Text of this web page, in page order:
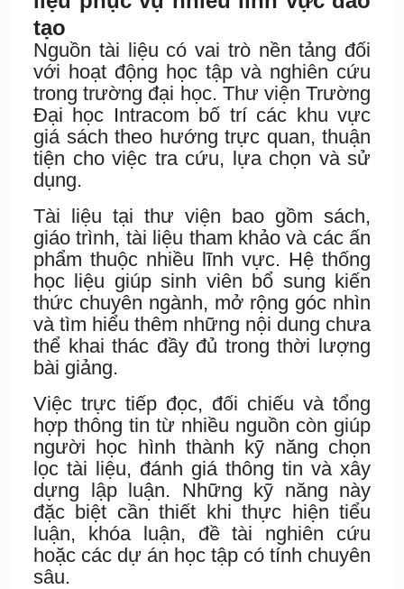
tạo
Nguồn tài liệu có vai trò nền tảng đối
với hoạt động học tập và nghiên cứu
trong trường đại học. Thư viện Trường
Đại học Intracom bố trí các khu vực
giá sách theo hướng trực quan, thuận
tiện cho việc tra cứu, lựa chọn và sử
dụng.
Tài liệu tại thư viện bao gồm sách,
giáo trình, tài liệu tham khảo và các ấn
phẩm thuộc nhiều lĩnh vực. Hệ thống
học liệu giúp sinh viên bổ sung kiến
thức chuyên ngành, mở rộng góc nhìn
và tìm hiểu thêm những nội dung chưa
thể khai thác đầy đủ trong thời lượng
bài giảng.
Việc trực tiếp đọc, đối chiếu và tổng
hợp thông tin từ nhiều nguồn còn giúp
người học hình thành kỹ năng chọn
lọc tài liệu, đánh giá thông tin và xây
dựng lập luận. Những kỹ năng này
đặc biệt cần thiết khi thực hiện tiểu
luận, khóa luận, đề tài nghiên cứu
hoặc các dự án học tập có tính chuyên
sâu.